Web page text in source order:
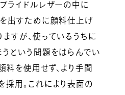
ライドルレザーの中に
出すために顔料仕上げ
すが、使っているうちに
という問題をはらんでい
料を使用せず、より手間
用。これにより表面の